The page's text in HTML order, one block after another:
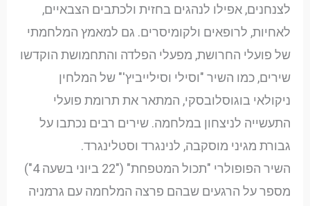
לצנחנים, אפילו לנהגים בחזית ולכתבים הצבאיים,
לאחיות, לרופאים ולקומיסרים. גם למאמץ המלחמתי
של פועלי החרושת, מפעלי הפלדה והתחמושת הוקדשו
שירים, כמו השיר "וסילי וסילייביץ'" של המלחין
ניקולאי בוגוסלובסקי, המתאר את תרומת פועלי
התעשייה לניצחון במלחמה. שירים רבים נכתבו על
גבורת מגיני מוסקבה, לנינגרד וסטלינגרד.
השיר הפופולרי "תכול המטפחת" ("22 ביוני בשעה 4")
מספר על הרגעים שבהם פרצה המלחמה עם גרמניה